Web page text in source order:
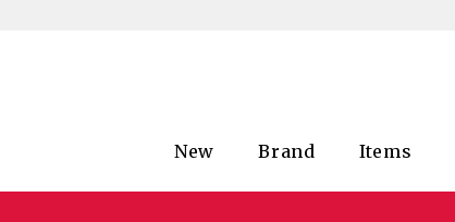
New Brand Items